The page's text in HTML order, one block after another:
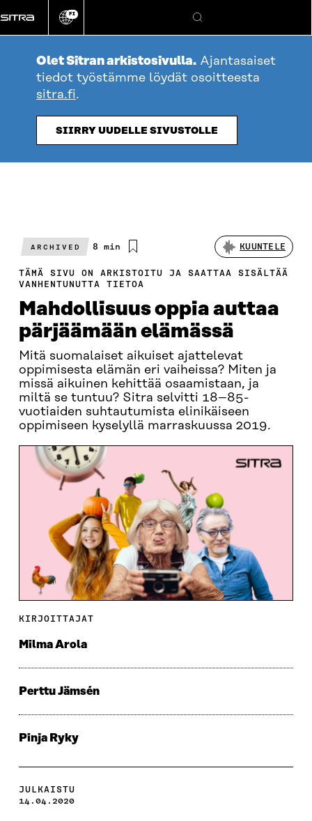
suoraan
sisältöön
Vaihda
kieli
FI
Hae
Olet Sitran arkistosivulla. Ajantasaiset
tiedot työstämme löydät osoitteesta
sitra.fi.
SIIRRY UUDELLE SIVUSTOLLE
ARCHIVED
Arvioitu
8 min KUUNTELE
TÄMÄ SIVU ON ARKISTOITU JA SAATTAA SISÄLTÄÄ
VANHENTUNUTTA TIETOA
Mahdollisuus oppia auttaa
pärjäämään elämässä
Mitä suomalaiset aikuiset ajattelevat
oppimisesta elämän eri vaiheissa? Miten ja
missä aikuinen kehittää osaamistaan, ja
miltä se tuntuu? Sitra selvitti 18–85-
vuotiaiden suhtautumista elinikäiseen
oppimiseen kyselyllä marraskuussa 2019.
KIRJOITTAJAT
Milma Arola
Perttu Jämsén
Pinja Ryky
JULKAISTU
14.04.2020